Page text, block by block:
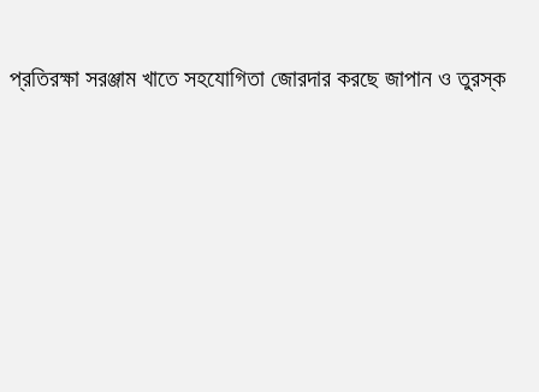
প্রতিরক্ষা সরঞ্জাম খাতে সহযোগিতা জোরদার করছে জাপান ও তুরস্ক